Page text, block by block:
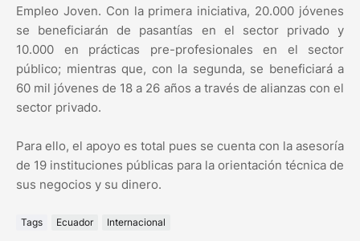
Empleo Joven. Con la primera iniciativa, 20.000 jóvenes
se beneficiarán de pasantías en el sector privado y
10.000 en prácticas pre-profesionales en el sector
público; mientras que, con la segunda, se beneficiará a
60 mil jóvenes de 18 a 26 años a través de alianzas con el
sector privado.
Para ello, el apoyo es total pues se cuenta con la asesoría
de 19 instituciones públicas para la orientación técnica de
sus negocios y su dinero.
Tags Ecuador Internacional